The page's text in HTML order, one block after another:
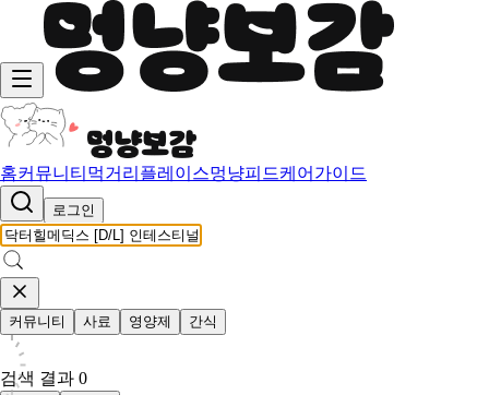
홈커뮤니티 먹거리 플레이스멍냥피드케어가이드
로그인
커뮤니티 사료 영양제 간식
검색 결과 0